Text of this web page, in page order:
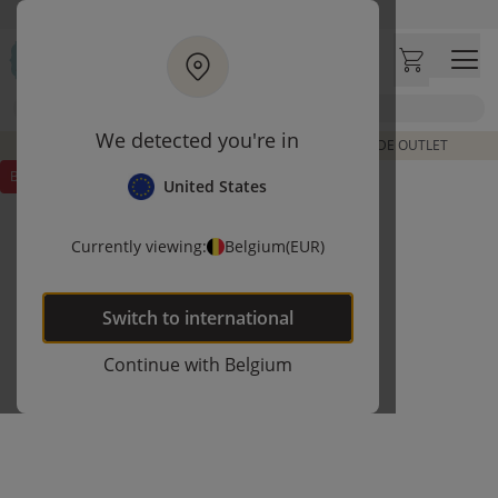
We detected you're in
United States
Currently viewing: Belgium(EUR)
Switch to international
Continue with Belgium
Ga naar hoofdinhoud
Klantbeoordelingen
DE LAATSTE ITEMS UIT VORIGE COLLECTIES | SHOP DE OUTLET
BUNDEL KORTING